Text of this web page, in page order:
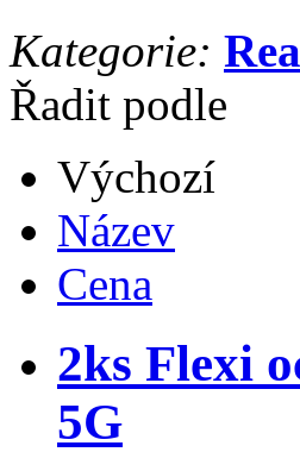
Kategorie:
Řadit podle
Výchozí
Název
Cena
2ks Flexi
5G